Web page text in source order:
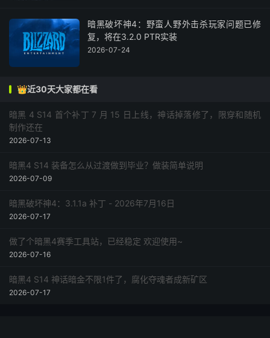
暗黑破坏神4：野蛮人野外击杀玩家问题已修
复，将在3.2.0 PTR实装
2026-07-24
👑近30天大家都在看
暗黑 4 S14 首个补丁 7 月 15 日上线，神话掉落修了，限穿和随机
制作还在
2026-07-13
暗黑4 S14 装备怎么从过渡做到毕业？做装简单说明
2026-07-09
暗黑破坏神4：3.1.1a 补丁 - 2026年7月16日
2026-07-17
做了个暗黑4赛季工具站，已经稳定 欢迎使用~
2026-07-16
暗黑4 S14 神话暗金不限1件了，腐化夺魂者成新矿区
2026-07-17